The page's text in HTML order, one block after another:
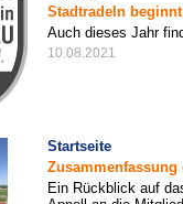
Stadtradeln
Auch dieses Jahr
10.08.2021
Startseite
Zusammenfassung
Ein Rückblick auf